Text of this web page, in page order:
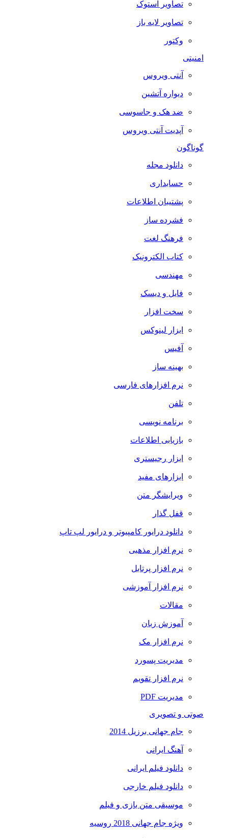
تصاویر استوک
تصاویر لایه باز
وکتور
امنیتی
آنتی ویروس
دیواره آتشین
ضد هک و جاسوسی
آپدیت آنتی ویروس
گوناگون
دانلود مجله
حسابداری
پشتیبان اطلاعات
فشرده ساز
فرهنگ لغت
کتاب الکترونیک
مهندسی
فایل و دیسک
سخت افزار
ابزار لینوکس
آفیس
بهینه ساز
نرم افزارهای فارسی
تلفن
برنامه نویسی
بازیابی اطلاعات
ابزار رجیستری
ابزارهای مفید
ویرایشگر متن
قفل گذار
دانلود درایور کامپیوتر و درایور لپ تاپ
نرم افزار مذهبی
نرم افزار پرتابل
نرم افزار آموزشی
مقالات
آموزش زبان
نرم افزار مک
مدیریت پسورد
نرم افزار تقویم
مدیریت PDF
صوتی و تصویری
جام جهانی برزیل 2014
آهنگ ایرانی
دانلود فیلم ایرانی
دانلود فیلم خارجی
موسیقی متن بازی و فیلم
ویژه جام جهانی 2018 روسیه